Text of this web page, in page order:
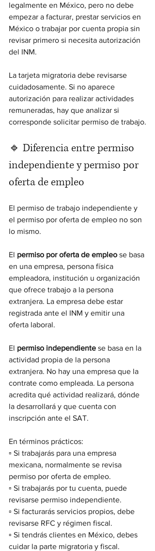
legalmente en México, pero no debe
empezar a facturar, prestar servicios en
México o trabajar por cuenta propia sin
revisar primero si necesita autorización
del INM.
La tarjeta migratoria debe revisarse
cuidadosamente. Si no aparece
autorización para realizar actividades
remuneradas, hay que analizar si
corresponde solicitar permiso de trabajo.
🔹 Diferencia entre permiso
independiente y permiso por
oferta de empleo
El permiso de trabajo independiente y
el permiso por oferta de empleo no son
lo mismo.
El permiso por oferta de empleo se basa
en una empresa, persona física
empleadora, institución u organización
que ofrece trabajo a la persona
extranjera. La empresa debe estar
registrada ante el INM y emitir una
oferta laboral.
El permiso independiente se basa en la
actividad propia de la persona
extranjera. No hay una empresa que la
contrate como empleada. La persona
acredita qué actividad realizará, dónde
la desarrollará y que cuenta con
inscripción ante el SAT.
En términos prácticos:
▫️ Si trabajarás para una empresa
mexicana, normalmente se revisa
permiso por oferta de empleo.
▫️ Si trabajarás por tu cuenta, puede
revisarse permiso independiente.
▫️ Si facturarás servicios propios, debe
revisarse RFC y régimen fiscal.
▫️ Si tendrás clientes en México, debes
cuidar la parte migratoria y fiscal.